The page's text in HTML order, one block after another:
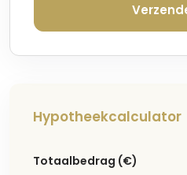
Iets kopen in
Hypotheekcalculator
Totaalbedrag (€)